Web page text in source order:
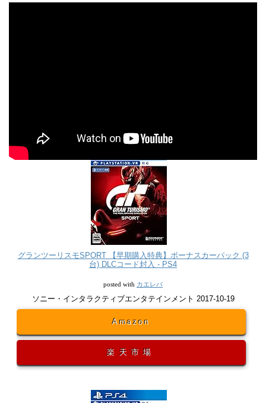
グランツーリスモSPORT 【早期購入特典】ボーナスカーパック (3
台) DLCコード封入 - PS4
posted with カエレバ
ソニー・インタラクティブエンタテインメント 2017-10-19
Amazon
楽天市場